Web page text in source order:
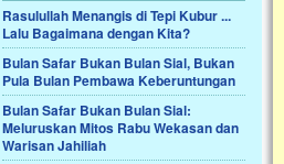
Rasulullah Menangis di Tepi Kubur ...
Lalu Bagaimana dengan Kita?
Bulan Safar Bukan Bulan Sial, Bukan
Pula Bulan Pembawa Keberuntungan
Bulan Safar Bukan Bulan Sial:
Meluruskan Mitos Rabu Wekasan dan
Warisan Jahiliah